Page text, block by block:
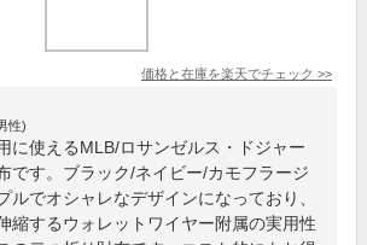
価格と在庫を楽天でチェック >>
性)
に使えるMLB/ロサンゼルス・ドジャー
です。ブラック/ネイビー/カモフラージ
ルでオシャレなデザインになっており、
縮するウォレットワイヤー附属の実用性